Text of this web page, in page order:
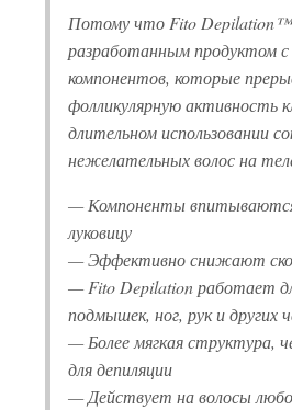
Потому что Fito Depilation™
разработанным продуктом
компонентов, которые
фолликулярную активность
длительном использовании
нежелательных волос на
— Компоненты
луковицу
— Эффективно снижают
— Fito Depilation работает
подмышек, ног, рук и других
— Более мягкая структура,
для депиляции
— Действует на волосы